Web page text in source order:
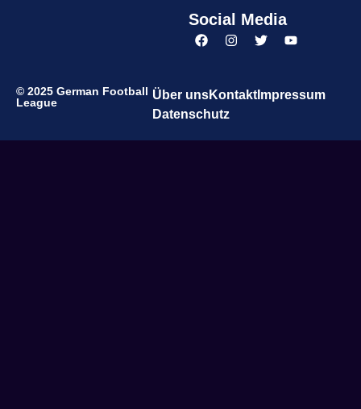
Social Media
© 2025 German Football
League
Über unsKontaktImpressum
Datenschutz